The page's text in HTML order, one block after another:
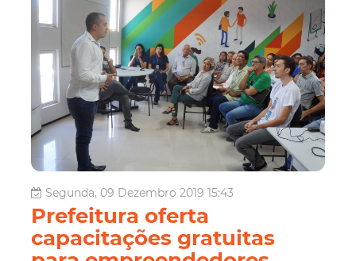
Segunda, 09 Dezembro 2019 15:43
Prefeitura oferta
capacitações gratuitas